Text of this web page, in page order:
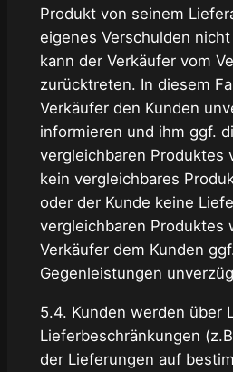
Produkt von seinem
eigenes Verschulden
kann der Verkäufer vom
zurücktreten. In diesem
Verkäufer den Kunden
informieren und ihm ggf.
vergleichbaren Produktes
kein vergleichbares
oder der Kunde keine
vergleichbaren Produktes
Verkäufer dem Kunden
Gegenleistungen
5.4. Kunden werden über
Lieferbeschränkungen
der Lieferungen auf